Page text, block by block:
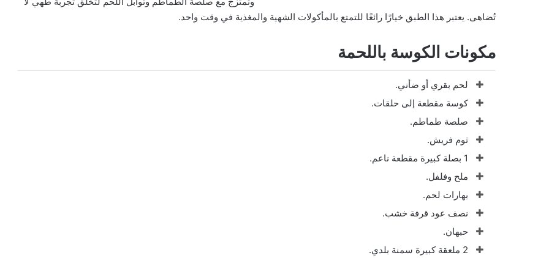
تُضاهى. يعتبر هذا الطبق خيارًا رائعًا للتمتع بالمأكولات الشهية والمغذية في وقت واحد.
مكونات الكوسة باللحمة
لحم بقري أو ضأني.
كوسة مقطعة إلى حلقات.
صلصة طماطم.
ثوم فريش.
1 بصلة كبيرة مقطعة ناعم.
ملح وفلفل.
بهارات لحم.
نصف عود قرفة خشب.
حبهان.
2 ملعقة كبيرة سمنة بلدي.